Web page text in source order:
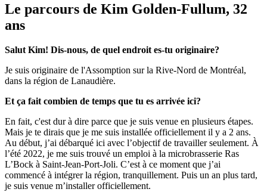
Le parcours de Kim Golden-Fullum, 32
ans
Salut Kim! Dis-nous, de quel endroit es-tu originaire?
Je suis originaire de l'Assomption sur la Rive-Nord de Montréal,
dans la région de Lanaudière.
Et ça fait combien de temps que tu es arrivée ici?
En fait, c'est dur à dire parce que je suis venue en plusieurs étapes.
Mais je te dirais que je me suis installée officiellement il y a 2 ans.
Au début, j’ai débarqué ici avec l’objectif de travailler seulement. À
l’été 2022, je me suis trouvé un emploi à la microbrasserie Ras
L’Bock à Saint-Jean-Port-Joli. C’est à ce moment que j’ai
commencé à intégrer la région, tranquillement. Puis un an plus tard,
je suis venue m’installer officiellement.